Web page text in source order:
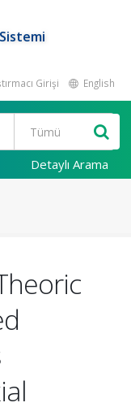
Girişi English
Detaylı Arama